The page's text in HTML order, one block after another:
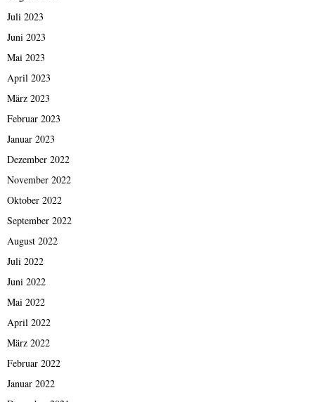
Juli 2023
Juni 2023
Mai 2023
April 2023
März 2023
Februar 2023
Januar 2023
Dezember 2022
November 2022
Oktober 2022
September 2022
August 2022
Juli 2022
Juni 2022
Mai 2022
April 2022
März 2022
Februar 2022
Januar 2022